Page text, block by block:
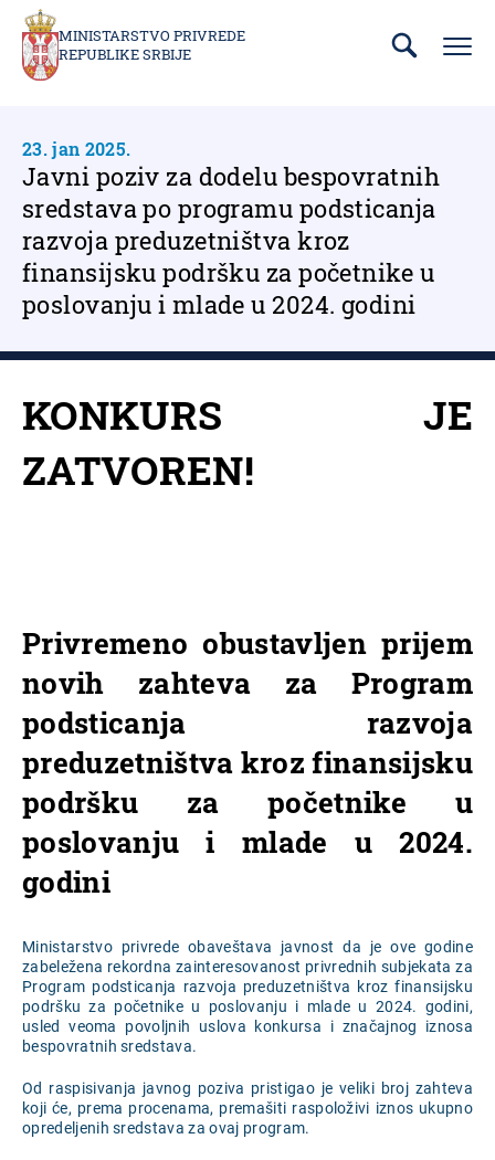
Prebaci
glavni
MINISTARSTVO PRIVREDE
REPUBLIKE SRBIJE
23. jan 2025.
Javni poziv za dodelu bespovratnih
sredstava po programu podsticanja
razvoja preduzetništva kroz
finansijsku podršku za početnike u
poslovanju i mlade u 2024. godini
KONKURS JE
ZATVOREN!
Privremeno obustavljen prijem
novih zahteva za Program
podsticanja razvoja
preduzetništva kroz finansijsku
podršku za početnike u
poslovanju i mlade u 2024.
godini
Ministarstvo privrede obaveštava javnost da je ove godine
zabeležena rekordna zainteresovanost privrednih subjekata za
Program podsticanja razvoja preduzetništva kroz finansijsku
podršku za početnike u poslovanju i mlade u 2024. godini,
usled veoma povoljnih uslova konkursa i značajnog iznosa
bespovratnih sredstava.
Od raspisivanja javnog poziva pristigao je veliki broj zahteva
koji će, prema procenama, premašiti raspoloživi iznos ukupno
opredeljenih sredstava za ovaj program.